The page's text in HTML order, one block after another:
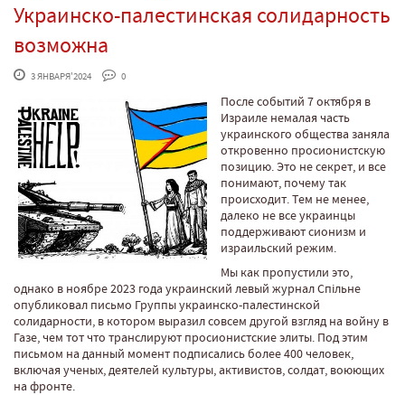
Украинско-палестинская солидарность
возможна
3 ЯНВАРЯ'2024 0
После событий 7 октября в
Израиле немалая часть
украинского общества заняла
откровенно просионистскую
позицию. Это не секрет, и все
понимают, почему так
происходит. Тем не менее,
далеко не все украинцы
поддерживают сионизм и
израильский режим.
Мы как пропустили это,
однако в ноябре 2023 года украинский левый журнал Спільне
опубликовал письмо Группы украинско-палестинской
солидарности, в котором выразил совсем другой взгляд на войну в
Газе, чем тот что транслируют просионистские элиты. Под этим
письмом на данный момент подписались более 400 человек,
включая ученых, деятелей культуры, активистов, солдат, воюющих
на фронте.